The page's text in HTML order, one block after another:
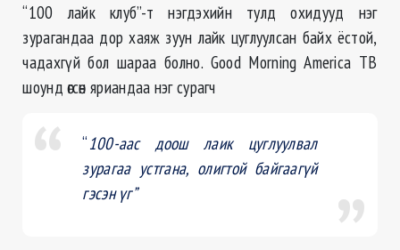
“100 лайк клуб”-т нэгдэхийн тулд охидууд нэг
зурагандаа дор хаяж зуун лайк цуглуулсан байх ёстой,
чадахгүй бол шараа болно. Good Morning America ТВ
шоунд өгсөн яриандаа нэг сурагч
“100-аас доош лаик цуглуулвал
зурагаа устгана, олигтой байгаагүй
гэсэн үг”